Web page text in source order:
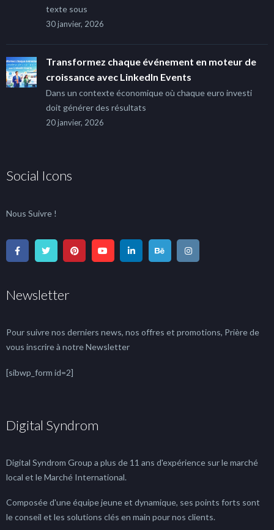
texte sous
30 janvier, 2026
Transformez chaque événement en moteur de
croissance avec LinkedIn Events
Dans un contexte économique où chaque euro investi
doit générer des résultats
20 janvier, 2026
Social Icons
Nous Suivre !
Newsletter
Pour suivre nos derniers news, nos offres et promotions, Prière de
vous inscrire à notre Newsletter
[sibwp_form id=2]
Digital Syndrom
Digital Syndrom Group a plus de 11 ans d'expérience sur le marché
local et le Marché International.
Composée d'une équipe jeune et dynamique, ses points forts sont
le conseil et les solutions clés en main pour nos clients.